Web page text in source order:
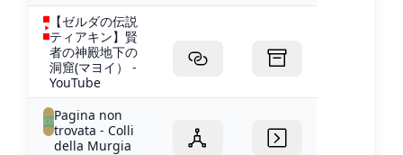
【ゼルダの伝説
ティアキン】賢
者の神殿地下の
洞窟(マヨイ） -
YouTube
Pagina non
trovata - Colli
della Murgia